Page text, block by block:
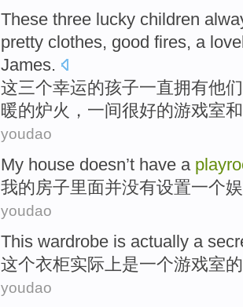
These three lucky children
pretty clothes, good fires, a
James.
这三个幸运的孩子一直拥有他
暖的炉火，一间很好的游戏室
youdao
My house doesn’t have a
我的房子里面并没有设置一个
youdao
This wardrobe is actually a
这个衣柜实际上是一个游戏室的
youdao